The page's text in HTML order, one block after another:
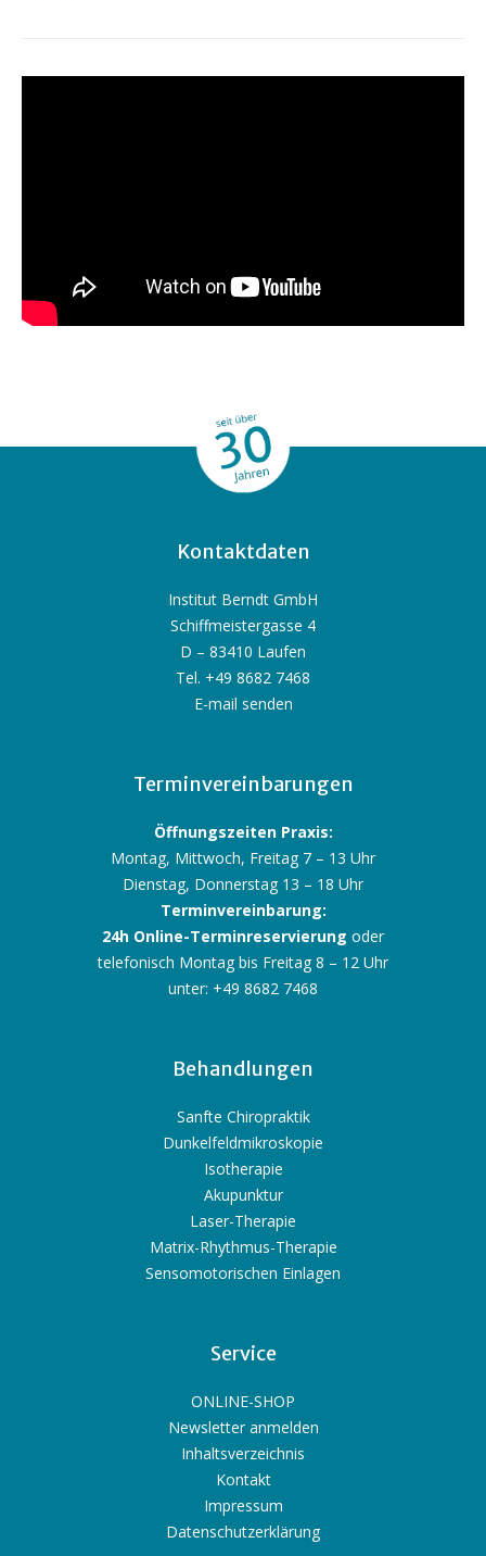
Kontaktdaten
Institut Berndt GmbH
Schiffmeistergasse 4
D – 83410 Laufen
Tel. +49 8682 7468
E-mail senden
Terminvereinbarungen
Öffnungszeiten Praxis:
Montag, Mittwoch, Freitag 7 – 13 Uhr
Dienstag, Donnerstag 13 – 18 Uhr
Terminvereinbarung:
24h Online-Terminreservierung oder
telefonisch Montag bis Freitag 8 – 12 Uhr
unter: +49 8682 7468
Behandlungen
Sanfte Chiropraktik
Dunkelfeldmikroskopie
Isotherapie
Akupunktur
Laser-Therapie
Matrix-Rhythmus-Therapie
Sensomotorischen Einlagen
Service
ONLINE-SHOP
Newsletter anmelden
Inhaltsverzeichnis
Kontakt
Impressum
Datenschutzerklärung